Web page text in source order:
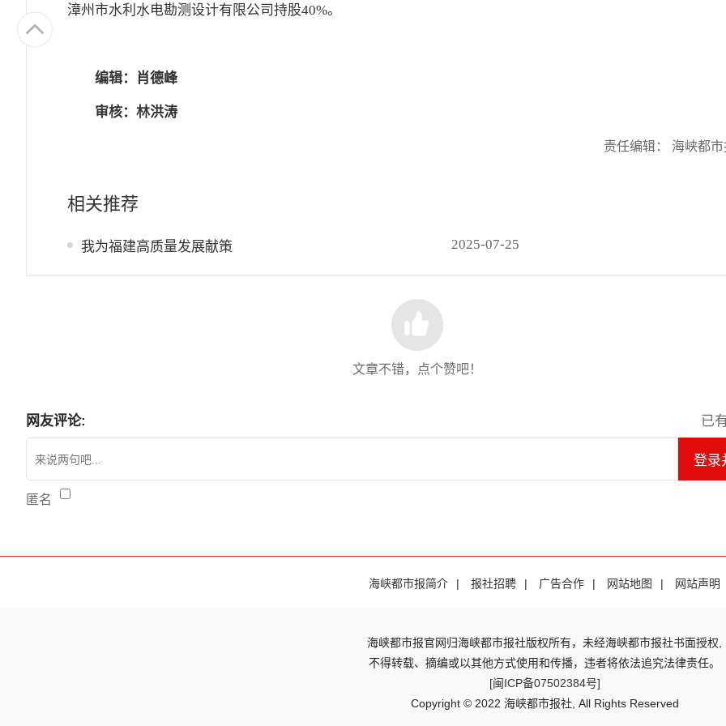
漳州市水利水电勘测设计有限公司持股40%。
编辑：肖德峰
审核：林洪涛
责任编辑： 海峡都市
相关推荐
我为福建高质量发展献策 2025-07-25
文章不错，点个赞吧！
网友评论: 已
登录
匿名
海峡都市报简介 | 报社招聘 | 广告合作 | 网站地图 | 网站声明
海峡都市报官网归海峡都市报社版权所有，未经海峡都市报社书面授权,
不得转载、摘编或以其他方式使用和传播，违者将依法追究法律责任。
[闽ICP备07502384号]
Copyright © 2022 海峡都市报社, All Rights Reserved